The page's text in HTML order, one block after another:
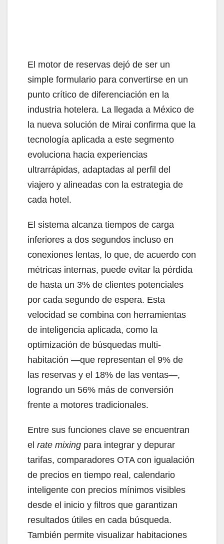
El motor de reservas dejó de ser un
simple formulario para convertirse en un
punto crítico de diferenciación en la
industria hotelera. La llegada a México de
la nueva solución de Mirai confirma que la
tecnología aplicada a este segmento
evoluciona hacia experiencias
ultrarrápidas, adaptadas al perfil del
viajero y alineadas con la estrategia de
cada hotel.
El sistema alcanza tiempos de carga
inferiores a dos segundos incluso en
conexiones lentas, lo que, de acuerdo con
métricas internas, puede evitar la pérdida
de hasta un 3% de clientes potenciales
por cada segundo de espera. Esta
velocidad se combina con herramientas
de inteligencia aplicada, como la
optimización de búsquedas multi-
habitación —que representan el 9% de
las reservas y el 18% de las ventas—,
logrando un 56% más de conversión
frente a motores tradicionales.
Entre sus funciones clave se encuentran
el rate mixing para integrar y depurar
tarifas, comparadores OTA con igualación
de precios en tiempo real, calendario
inteligente con precios mínimos visibles
desde el inicio y filtros que garantizan
resultados útiles en cada búsqueda.
También permite visualizar habitaciones